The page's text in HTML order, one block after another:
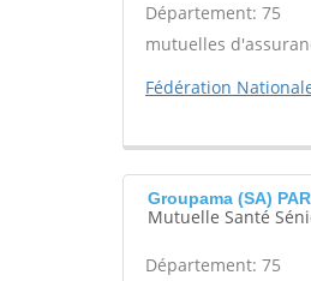
Département: 75
mutuelles
Fédération
Groupama (SA)
Mutuelle Santé
Département: 75